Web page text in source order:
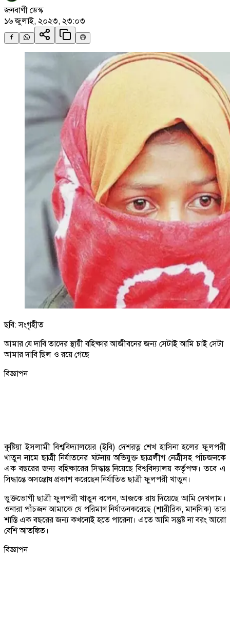
জনবাণী ডেস্ক
১৬ জুলাই, ২০২৩, ২৩:০৩
ছবি: সংগৃহীত
আমার যে দাবি তাদের স্থায়ী বহিষ্কার আজীবনের জন্য সেটাই আমি চাই সেটা
আমার দাবি ছিল ও রয়ে গেছে
বিজ্ঞাপন
কুষ্টিয়া ইসলামী বিশ্ববিদ্যালয়ের (ইবি) দেশরত্ন শেখ হাসিনা হলের ফুলপরী
খাতুন নামে ছাত্রী নির্যাতনের ঘটনায় অভিযুক্ত ছাত্রলীগ নেত্রীসহ পাঁচজনকে
এক বছরের জন্য বহিষ্কারের সিদ্ধান্ত নিয়েছে বিশ্ববিদ্যালয় কর্তৃপক্ষ। তবে এ
সিদ্ধান্তে অসন্তোষ প্রকাশ করেছেন নির্যাতিত ছাত্রী ফুলপরী খাতুন।
ভুক্তভোগী ছাত্রী ফুলপরী খাতুন বলেন, আজকে রায় দিয়েছে আমি দেখলাম।
ওনারা পাঁচজন আমাকে যে পরিমাণ নির্যাতনকরেছে (শারীরিক, মানসিক) তার
শাস্তি এক বছরের জন্য কখনোই হতে পারেনা। এতে আমি সন্তুষ্ট না বরং আরো
বেশি আতঙ্কিত।
বিজ্ঞাপন